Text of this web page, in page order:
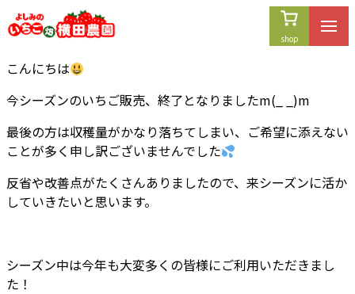
内
容
ス
キ
ッ
プ
こんにちは
今シーズンのいちご販売、終了となりましたm(_ _)m
最後の方は収穫量がかなり落ちてしまい、ご希望に添えない
ことが多く申し訳ございませんでした
反省や改善点がたくさんありましたので、来シーズンに活か
していきたいと思います。
シーズン中は今年も大変多くの皆様にご利用いただきまし
た！